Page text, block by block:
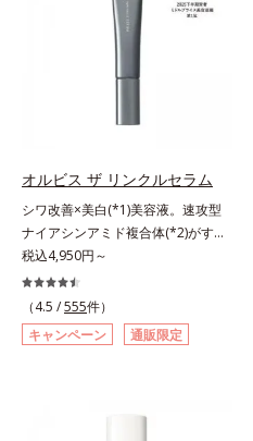
オルビス ザ リンクルセラム
シワ改善×美白(*1)美容液。速攻型
ナイアシンアミド複合体(*2)がすば
やく浸透(*3)。ピンと、パッと。大
人の肌にハリ感を。シワ改善×美白
(*1)美容液。ポーラ化成 研究所の独
自研究で見出した、速攻型ナイアシ
ンアミド複合体(*2)と浸透サポート
透スピードがアップ(*5)し、浸透し
税込4,950円～
（4.5 /555件）
キャンペーン
通販限定